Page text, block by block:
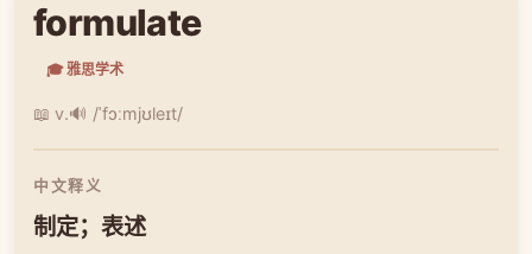
formulate
🎓 雅思学术
📖 v.🔊 /ˈfɔːmjʊleɪt/
中文释义
制定；表述